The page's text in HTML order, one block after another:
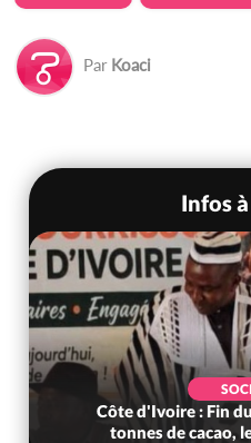
Par Koaci
Infos
Côte d'Ivoire : Fin
tonnes de cacao,